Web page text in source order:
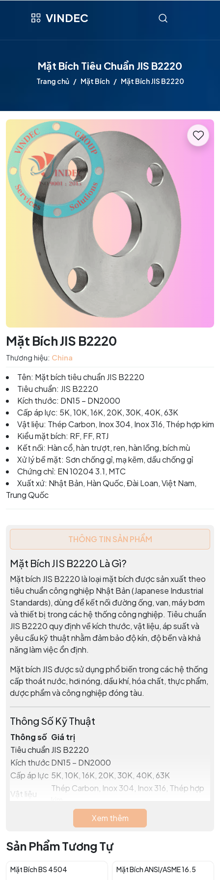
VINDEC
Mặt Bích Tiêu Chuẩn JIS B2220
Trang chủ Mặt Bích Mặt Bích JIS B2220
Mặt Bích JIS B2220
Thương hiệu: China
Tên: Mặt bích tiêu chuẩn JIS B2220
Tiêu chuẩn: JIS B2220
Kích thước: DN15 – DN2000
Cấp áp lực: 5K, 10K, 16K, 20K, 30K, 40K, 63K
Vật liệu: Thép Carbon, Inox 304, Inox 316, Thép hợp kim
Kiểu mặt bích: RF, FF, RTJ
Kết nối: Hàn cổ, hàn trượt, ren, hàn lồng, bích mù
Xử lý bề mặt: Sơn chống gỉ, mạ kẽm, dầu chống gỉ
Chứng chỉ: EN 10204 3.1, MTC
Xuất xứ: Nhật Bản, Hàn Quốc, Đài Loan, Việt Nam,
Trung Quốc
THÔNG TIN SẢN PHẨM
Mặt Bích JIS B2220 Là Gì?
Mặt bích JIS B2220 là loại mặt bích được sản xuất theo
tiêu chuẩn công nghiệp Nhật Bản (Japanese Industrial
Standards), dùng để kết nối đường ống, van, máy bơm
và thiết bị trong các hệ thống công nghiệp. Tiêu chuẩn
JIS B2220 quy định về kích thước, vật liệu, áp suất và
yêu cầu kỹ thuật nhằm đảm bảo độ kín, độ bền và khả
năng làm việc ổn định.
Mặt bích JIS được sử dụng phổ biến trong các hệ thống
cấp thoát nước, hơi nóng, dầu khí, hóa chất, thực phẩm,
dược phẩm và công nghiệp đóng tàu.
Thông Số Kỹ Thuật
Thông số Giá trị
Tiêu chuẩn JIS B2220
Kích thướcDN15 – DN2000
Cấp áp lực 5K, 10K, 16K, 20K, 30K, 40K, 63K
Vật liệu
Thép Carbon, Inox 304, Inox 316, Thép hợp
Xử lý bề
Sơn chống gỉ, mạ kẽm, dầu chống gỉ
Chứng chỉ EN 10204 3.1, MTC
Xem thêm
Sản Phẩm Tương Tự
Mặt Bích BS 4504 Mặt Bích ANSI/ASME 16.5